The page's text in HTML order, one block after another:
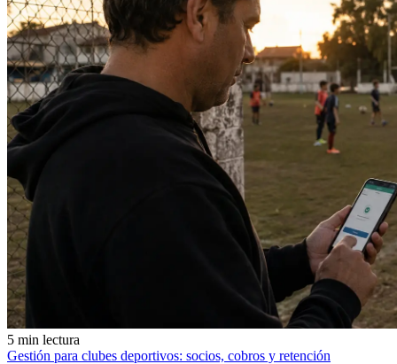
5 min lectura
Gestión para clubes deportivos: socios, cobros y retención